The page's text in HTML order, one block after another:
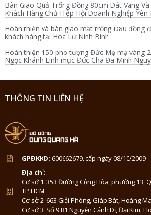
Bàn Giao Quả Trống Đồng 80cm Dát Vàng
Khách Hàng Chủ Hiệp Hội Doanh Nghiệp Yên
Hoàn thiện và bàn giao mặt trống D80 đồng
khách hàng tại Hoa Lư Ninh Bình
Hoàn thiện 150 pho tượng Đức Mẹ mạ vàng
Ngọc Khánh Linh mục Đức Cha Đa Minh
THÔNG TIN LIÊN HỆ
GPĐKKD: 600662679, cấp ngày 08/10/2009
Địa chỉ:
Cơ sở 1: 353 Đường Cộng Hòa, phường 13,
TP.HCM
Cơ sở 2: 663 Giải Phóng, Giáp Bát, Hoàng
Cơ sở 3: Số 9 B1 Nguyễn Cảnh Dị, Đại Kim,